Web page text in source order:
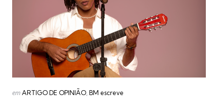
Categorias
Postado
emARTIGO DE OPINIÃO BM escreve